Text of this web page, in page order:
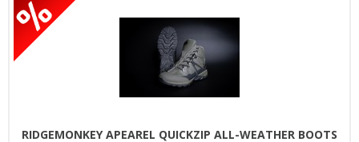
RIDGEMONKEY APEAREL QUICKZIP ALL-WEATHER BOOTS